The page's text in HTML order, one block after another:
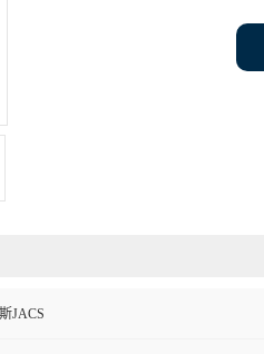
JACS